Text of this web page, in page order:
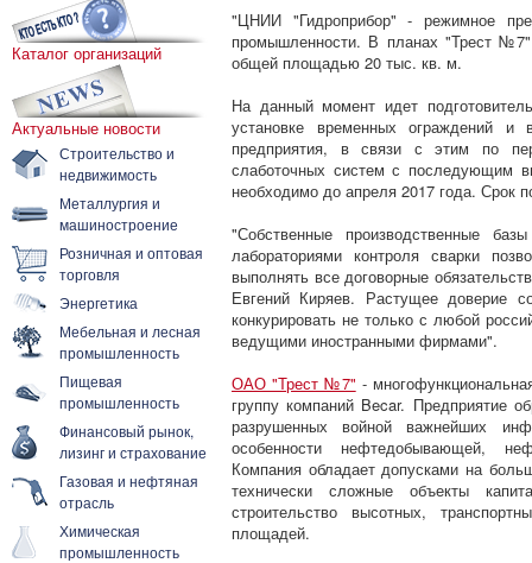
Каталог организаций
Актуальные новости
Строительство и
недвижимость
Металлургия и
машиностроение
Розничная и оптовая
торговля
Энергетика
Мебельная и лесная
промышленность
Пищевая
промышленность
Финансовый рынок,
лизинг и страхование
Газовая и нефтяная
отрасль
Химическая
промышленность
"ЦНИИ "Гидроприбор" - режимное
промышленности. В планах "Трест №7"
общей площадью 20 тыс. кв. м.
На данный момент идет
установке временных ограждений и
предприятия, в связи с этим по
слаботочных систем с последующим
необходимо до апреля 2017 года. Срок
"Собственные производственные
лабораториями контроля сварки
выполнять все договорные
Евгений Киряев. Растущее доверие
конкурировать не только с любой
ведущими иностранными фирмами".
ОАО "Трест №7" -
группу компаний Becar. Предприятие
разрушенных войной важнейших
особенности нефтедобывающей,
Компания обладает допусками на
технически сложные объекты
строительство высотных,
площадей.